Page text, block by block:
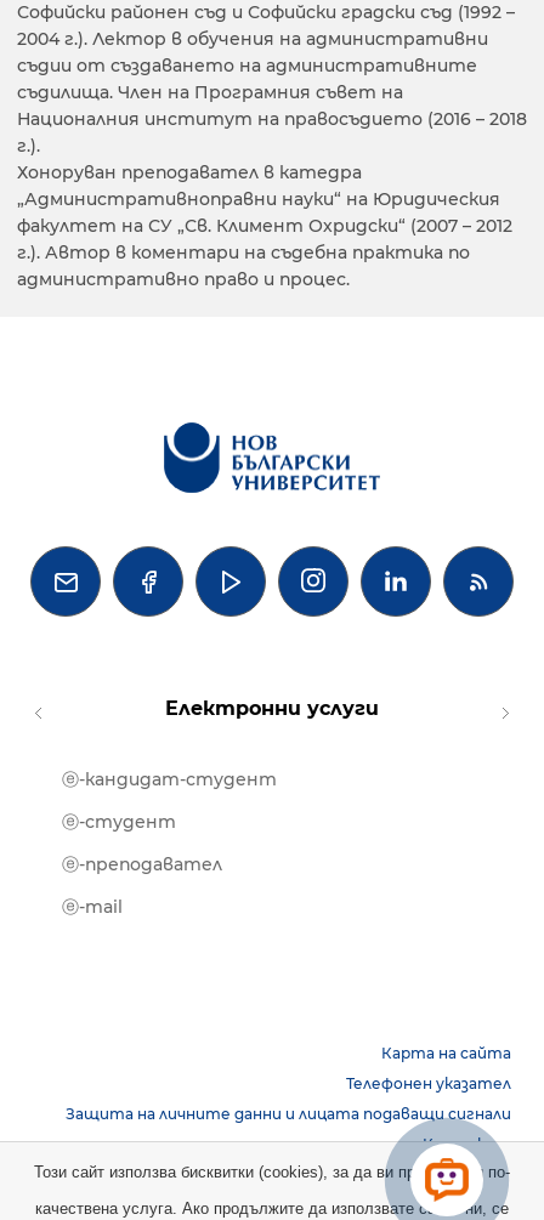
Софийски районен съд и Софийски градски съд (1992 –
2004 г.). Лектор в обучения на административни
съдии от създаването на административните
съдилища. Член на Програмния съвет на
Националния институт на правосъдието (2016 – 2018
г.).
Хоноруван преподавател в катедра
„Административноправни науки“ на Юридическия
факултет на СУ „Св. Климент Охридски“ (2007 – 2012
г.). Автор в коментари на съдебна практика по
административно право и процес.
   
Електронни услуги
ⓔ-кандидат-студент
ⓔ-студент
ⓔ-преподавател
ⓔ-mail
Карта на сайта
Телефонен указател
Защита на личните данни и лицата подаващи сигнали
Контакти
Copyright © 2026 НБУ. Всички права запазени.
Този сайт използва бисквитки (cookies), за да ви предостави по-
качествена услуга. Ако продължите да използвате сайта ни, се